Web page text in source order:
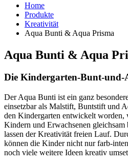
Home
Produkte
Kreativität
Aqua Bunti & Aqua Prisma
Aqua Bunti & Aqua
Die Kindergarten-Bunt-und-
Der Aqua Bunti ist ein ganz
einsetzbar als Malstift, Buntstift und
den Kindergarten entwickelt worden,
Kindern und Erwachsenen gleichsam
lassen der Kreativität freien Lauf.
können die Kinder nicht nur farb-
noch viele weitere Ideen kreativ